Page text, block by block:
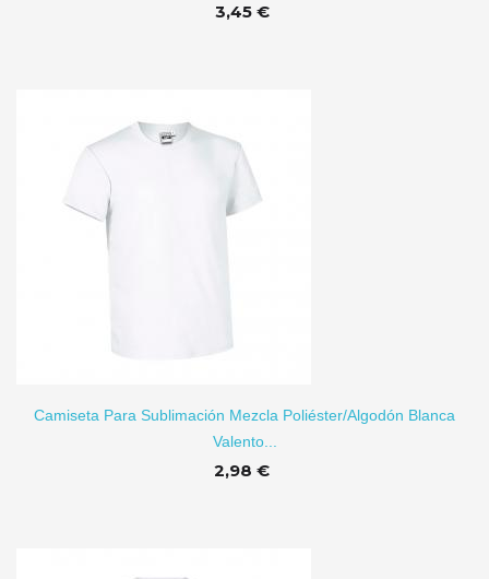
3,45 €
Camiseta Para Sublimación Mezcla Poliéster/algodón Blanca
Valento...
2,98 €